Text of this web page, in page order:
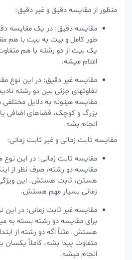
منظور از مقایسه دقیق و غیر دقیق:
مقایسه دقیق: در یک مقایسه دقیق،
طور کامل و بیت به بیت با هم
یک بیت از دو رشته با هم متفاوت
اعلام میشه.
مقایسه غیر دقیق: در این نوع
تفاوتهای جزئی بین دو رشته نادیده
مقایسه میتونه به دلایل مختلفی
بزرگ و کوچک، فضاهای اضافی یا
انجام بشه.
مقایسه ثابت زمانی و غیر ثابت زمانی:
مقایسه ثابت زمانی: در این نوع
مقایسه دو رشته، صرف نظر از
هستن، ثابت هستش. این ویژگی
زمانی بسیار مهم هستش.
مقایسه غیر ثابت زمانی: در این نوع
برای مقایسه دو رشته بسته به
هستش. مثلاً اگه دو رشته از ابتدا تا
متفاوت پیدا بشه، کاملاً یکسان
انجام میشه.